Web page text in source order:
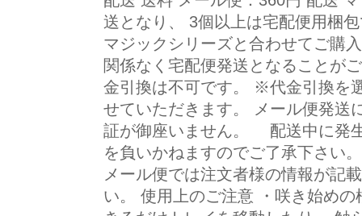
送となり、 3個以上は宅配便用梱
マジックシリーズと合わせてご購
関係なく宅配便発送となることが
金引換は不可です。 ※代金引換を
せていただきます。 メール便発
証が御座いません。 配送中に発
を負いかねますのでご了承下さい
メール便では注文者様の情報が
い。 使用上のご注意 ・咲き始め